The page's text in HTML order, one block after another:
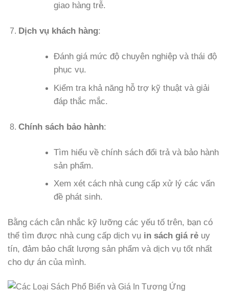
giao hàng trễ.
Dịch vụ khách hàng:
Đánh giá mức độ chuyên nghiệp và thái độ
phục vụ.
Kiểm tra khả năng hỗ trợ kỹ thuật và giải
đáp thắc mắc.
Chính sách bảo hành:
Tìm hiểu về chính sách đổi trả và bảo hành
sản phẩm.
Xem xét cách nhà cung cấp xử lý các vấn
đề phát sinh.
Bằng cách cân nhắc kỹ lưỡng các yếu tố trên, bạn có
thể tìm được nhà cung cấp dịch vụ in sách giá rẻ uy
tín, đảm bảo chất lượng sản phẩm và dịch vụ tốt nhất
cho dự án của mình.